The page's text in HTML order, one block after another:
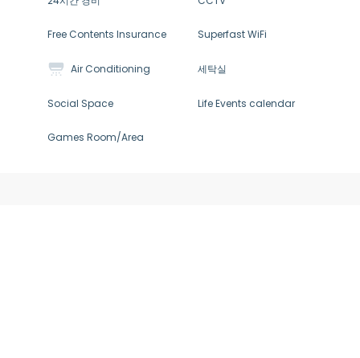
Free Contents Insurance Superfast WiFi
Air Conditioning 세탁실
Social Space Life Events calendar
Games Room/Area